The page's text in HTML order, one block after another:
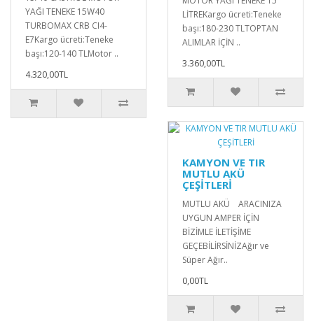
YAĞI TENEKE 15W40
TURBOMAX CRB CI4-
E7Kargo ücreti:Teneke
başı:120-140 TLMotor ..
4.320,00TL
LİTREKargo ücreti:Teneke
başı:180-230 TLTOPTAN
ALIMLAR İÇİN ..
3.360,00TL
KAMYON VE TIR
MUTLU AKÜ
ÇEŞİTLERİ
MUTLU AKÜ ARACINIZA
UYGUN AMPER İÇİN
BİZİMLE İLETİŞİME
GEÇEBİLİRSİNİZAğır ve
Süper Ağır..
0,00TL